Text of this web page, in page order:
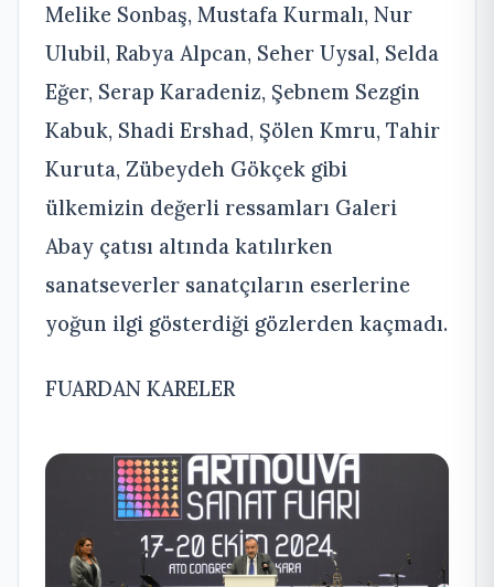
Melike Sonbaş, Mustafa Kurmalı, Nur
Ulubil, Rabya Alpcan, Seher Uysal, Selda
Eğer, Serap Karadeniz, Şebnem Sezgin
Kabuk, Shadi Ershad, Şölen Kmru, Tahir
Kuruta, Zübeydeh Gökçek gibi
ülkemizin değerli ressamları Galeri
Abay çatısı altında katılırken
sanatseverler sanatçıların eserlerine
yoğun ilgi gösterdiği gözlerden kaçmadı.
FUARDAN KARELER